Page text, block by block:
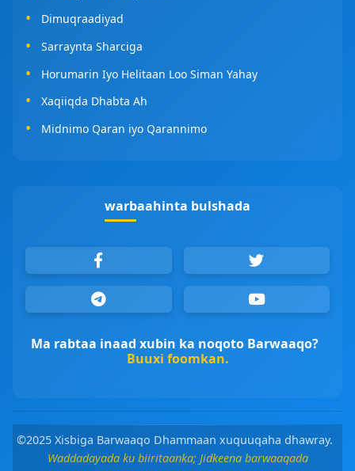
Dimuqraadiyad
Sarraynta Sharciga
Horumarin Iyo Helitaan Loo Siman Yahay
Xaqiiqda Dhabta Ah
Midnimo Qaran iyo Qarannimo
warbaahinta bulshada
Ma rabtaa inaad xubin ka noqoto Barwaaqo?
Buuxi foomkan.
©2025 Xisbiga Barwaaqo Dhammaan xuquuqaha dhawray.
Waddadayada ku biiritaanka; Jidkeena barwaaqada